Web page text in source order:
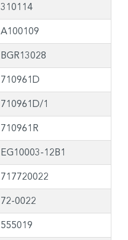
310114
A100109
BGR13028
710961D
710961D/1
710961R
EG10003-12B1
717720022
72-0022
555019